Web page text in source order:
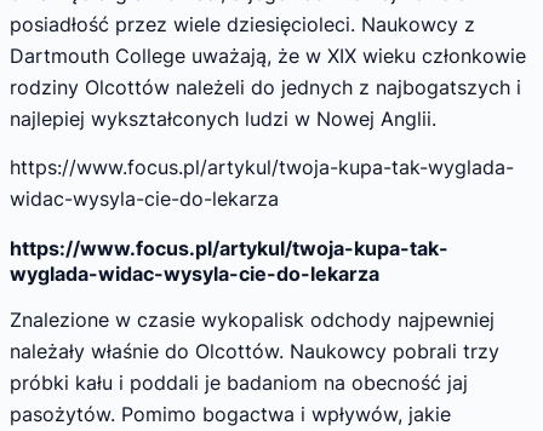
posiadłość przez wiele dziesięcioleci. Naukowcy z
Dartmouth College uważają, że w XIX wieku członkowie
rodziny Olcottów należeli do jednych z najbogatszych i
najlepiej wykształconych ludzi w Nowej Anglii.
https://www.focus.pl/artykul/twoja-kupa-tak-wyglada-
widac-wysyla-cie-do-lekarza
https://www.focus.pl/artykul/twoja-kupa-tak-
wyglada-widac-wysyla-cie-do-lekarza
Znalezione w czasie wykopalisk odchody najpewniej
należały właśnie do Olcottów. Naukowcy pobrali trzy
próbki kału i poddali je badaniom na obecność jaj
pasożytów. Pomimo bogactwa i wpływów, jakie